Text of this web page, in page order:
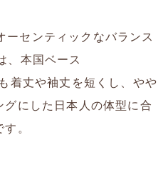
センティックなバランス
、本国ベース
着丈や袖丈を短くし、やや
にした日本人の体型に合
。